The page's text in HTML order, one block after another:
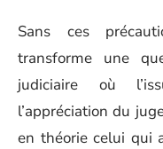
Sans ces
transforme une
judiciaire où
l’appréciation du
en théorie celui qui